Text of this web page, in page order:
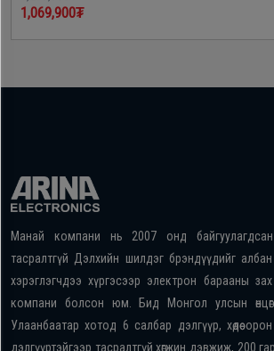
1,069,900₮
Манай компани нь 2007 онд байгуулагдсан
тасралтгүй Дэлхийн шилдэг брэндүүдийг
хэрэглэгчдээ хүргэсээр электрон барааны
компани болсон юм. Бид Монгол улсын
Улаанбаатар хотод 6 салбар дэлгүүр, хөдөө
дэлгүүртэйгээр тасралтгүй хөгжин дэвжиж, 200